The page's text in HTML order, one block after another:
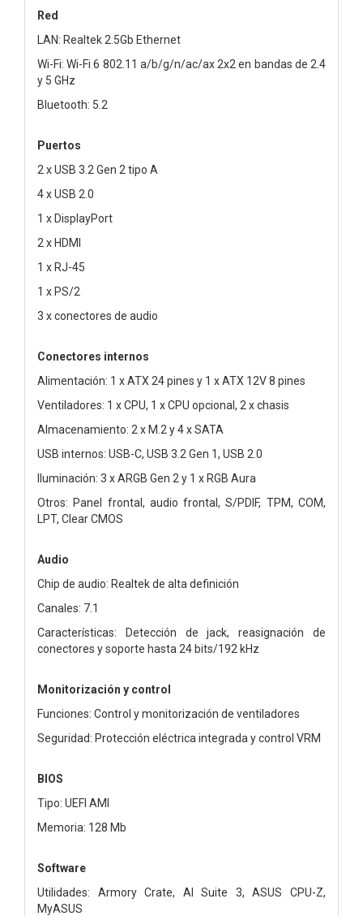
Red
LAN: Realtek 2.5Gb Ethernet
Wi-Fi: Wi-Fi 6 802.11 a/b/g/n/ac/ax 2x2 en bandas de 2.4
y 5 GHz
Bluetooth: 5.2
Puertos
2 x USB 3.2 Gen 2 tipo A
4 x USB 2.0
1 x DisplayPort
2 x HDMI
1 x RJ-45
1 x PS/2
3 x conectores de audio
Conectores internos
Alimentación: 1 x ATX 24 pines y 1 x ATX 12V 8 pines
Ventiladores: 1 x CPU, 1 x CPU opcional, 2 x chasis
Almacenamiento: 2 x M.2 y 4 x SATA
USB internos: USB-C, USB 3.2 Gen 1, USB 2.0
Iluminación: 3 x ARGB Gen 2 y 1 x RGB Aura
Otros: Panel frontal, audio frontal, S/PDIF, TPM, COM,
LPT, Clear CMOS
Audio
Chip de audio: Realtek de alta definición
Canales: 7.1
Características: Detección de jack, reasignación de
conectores y soporte hasta 24 bits/192 kHz
Monitorización y control
Funciones: Control y monitorización de ventiladores
Seguridad: Protección eléctrica integrada y control VRM
BIOS
Tipo: UEFI AMI
Memoria: 128 Mb
Software
Utilidades: Armory Crate, AI Suite 3, ASUS CPU-Z,
MyASUS